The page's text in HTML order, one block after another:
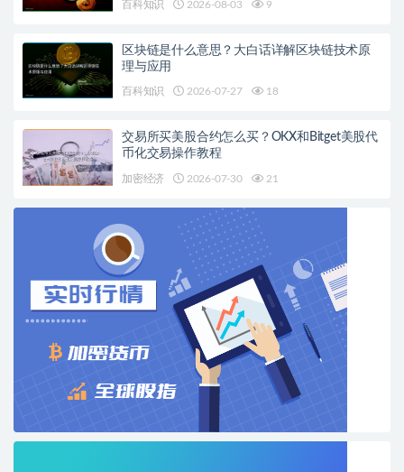
百科知识 2026-08-03 9
区块链是什么意思？大白话详解区块链技术原
理与应用
百科知识 2026-07-27 18
交易所买美股合约怎么买？OKX和Bitget美股代
币化交易操作教程
加密经济 2026-07-30 21